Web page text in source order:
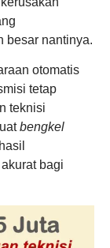
besar nantinya.
otomatis
tetap
teknisi
bengkel
bagi